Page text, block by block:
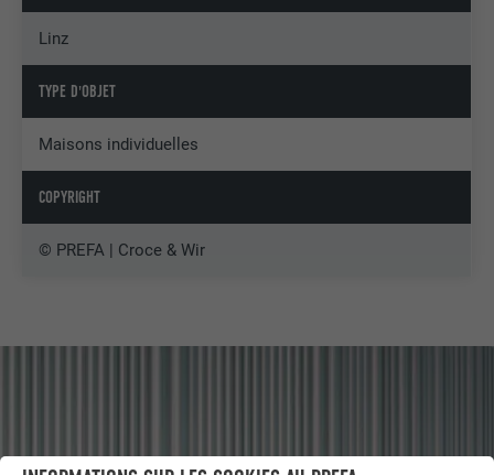
Linz
TYPE D'OBJET
Maisons individuelles
COPYRIGHT
© PREFA | Croce & Wir